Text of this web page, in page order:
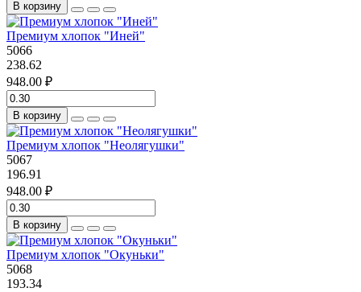
В корзину
Премиум хлопок "Иней"
5066
238.62
948.00 ₽
В корзину
Премиум хлопок "Неолягушки"
5067
196.91
948.00 ₽
В корзину
Премиум хлопок "Окуньки"
5068
193.34